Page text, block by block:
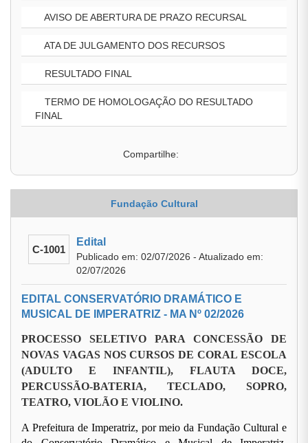
AVISO DE ABERTURA DE PRAZO RECURSAL
ATA DE JULGAMENTO DOS RECURSOS
RESULTADO FINAL
TERMO DE HOMOLOGAÇÃO DO RESULTADO
FINAL
Compartilhe:
Fundação Cultural
C-1001
Edital
Publicado em: 02/07/2026 - Atualizado em:
02/07/2026
EDITAL CONSERVATÓRIO DRAMÁTICO E
MUSICAL DE IMPERATRIZ - MA Nº 02/2026
PROCESSO SELETIVO PARA CONCESSÃO DE
NOVAS VAGAS NOS CURSOS DE CORAL ESCOLA
(ADULTO E INFANTIL), FLAUTA DOCE,
PERCUSSÃO-BATERIA, TECLADO, SOPRO,
TEATRO, VIOLÃO E VIOLINO.
A Prefeitura de Imperatriz, por meio da Fundação Cultural e